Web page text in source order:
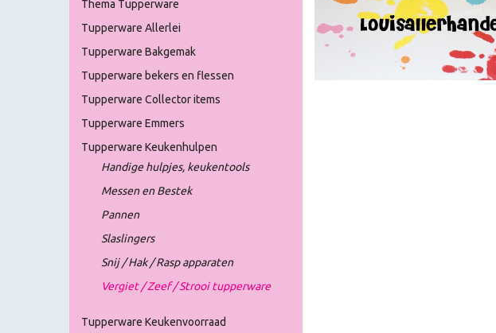
Thema Tupperware
Tupperware Allerlei
Tupperware Bakgemak
Tupperware bekers en flessen
Tupperware Collector items
Tupperware Emmers
Tupperware Keukenhulpen
Handige hulpjes, keukentools
Messen en Bestek
Pannen
Slaslingers
Snij / Hak / Rasp apparaten
Vergiet / Zeef / Strooi tupperware
Tupperware Keukenvoorraad